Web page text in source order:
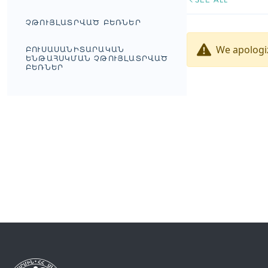
ՉԹՈՒՅԼԱՏՐՎԱԾ ԲԵՌՆԵՐ
ԲՈՒՍԱՍԱՆԻՏԱՐԱԿԱՆ
ԵՆԹԱՀՍԿՄԱՆ ՉԹՈՒՅԼԱՏՐՎԱԾ
ԲԵՌՆԵՐ
We